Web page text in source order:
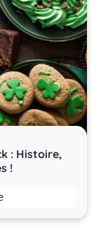
: Histoire,
!